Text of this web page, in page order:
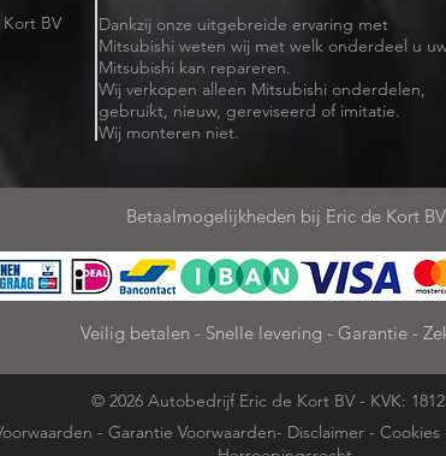
BV
Dankzij onze uitgebreide ervaring met
Mitsubishi weten wij met welk onderdeel u
Mitsubishi kan repareren.
Wij verkopen alleen Mitsubishi onderdelen,
gebruikt, nieuw, gereviseerd of imitatie.
Wij monteren niet.
Betaalmogelijkheden bij Eric de Kort
Veilig betalen - Snelle levering - Garantie -
© 2026 Autobedrijf Eric de Kort BV - KVK:
- Garantie Voorwaarden- Disclaimer - Cookies